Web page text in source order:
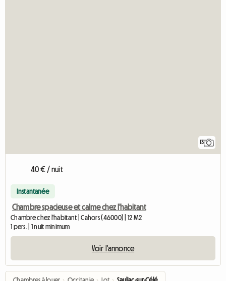
13
40 € / nuit
Instantanée
Chambre spacieuse et calme chez l'habitant
Chambre chez l'habitant | Cahors (46000) | 12 M2
1 pers. | 1 nuit minimum
Voir l'annonce